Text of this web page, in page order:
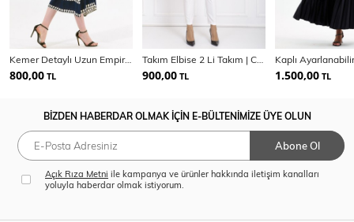
Kemer Detaylı Uzun Empirme Viskon Jile Elbise | Elb35653
800,00 TL 900,00 TL 1.500,00 TL
BİZDEN HABERDAR OLMAK İÇİN E-BÜLTENİMİZE ÜYE OLUN
Abone Ol
Açık Rıza Metni ile kampanya ve ürünler hakkında iletişim kanalları
yoluyla haberdar olmak istiyorum.